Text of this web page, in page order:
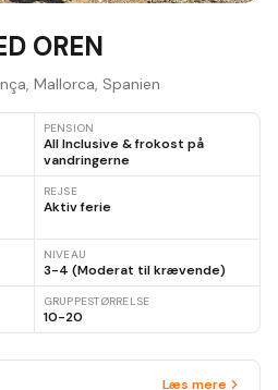
OREN
Mallorca, Spanien
PENSION
All Inclusive & frokost på
vandringerne
REJSE
Aktiv ferie
NIVEAU
3-4 (Moderat til krævende)
GRUPPESTØRRELSE
10-20
Læs mere